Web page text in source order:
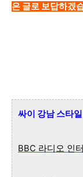
은 글로 보답하겠
싸이 강남 스타
BBC 라디오 인